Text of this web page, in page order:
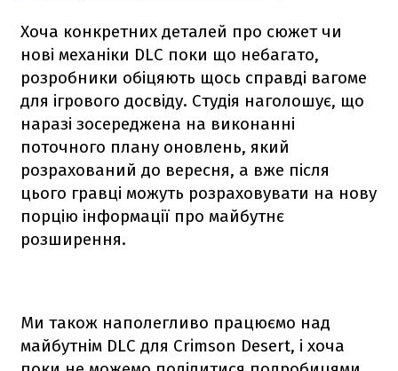
Хоча конкретних деталей про сюжет чи
нові механіки DLC поки що небагато,
розробники обіцяють щось справді вагоме
для ігрового досвіду. Студія наголошує, що
наразі зосереджена на виконанні
поточного плану оновлень, який
розрахований до вересня, а вже після
цього гравці можуть розраховувати на нову
порцію інформації про майбутнє
розширення.
Ми також наполегливо працюємо над
майбутнім DLC для Crimson Desert, і хоча